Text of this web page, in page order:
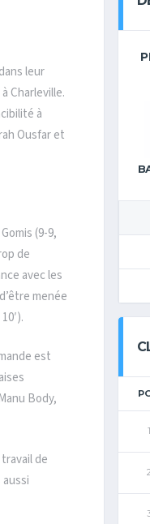
leur
Charleville.
à
Ousfar et
(9-9,
de
avec les
menée
est
Body,
de
1
2